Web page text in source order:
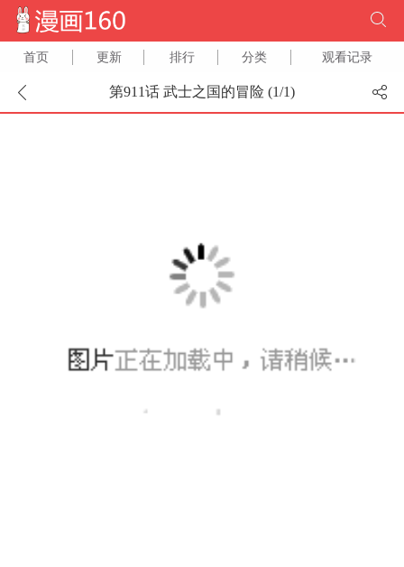
首页 更新 排行 分类 观看记录
第911话 武士之国的冒险 (1/1)